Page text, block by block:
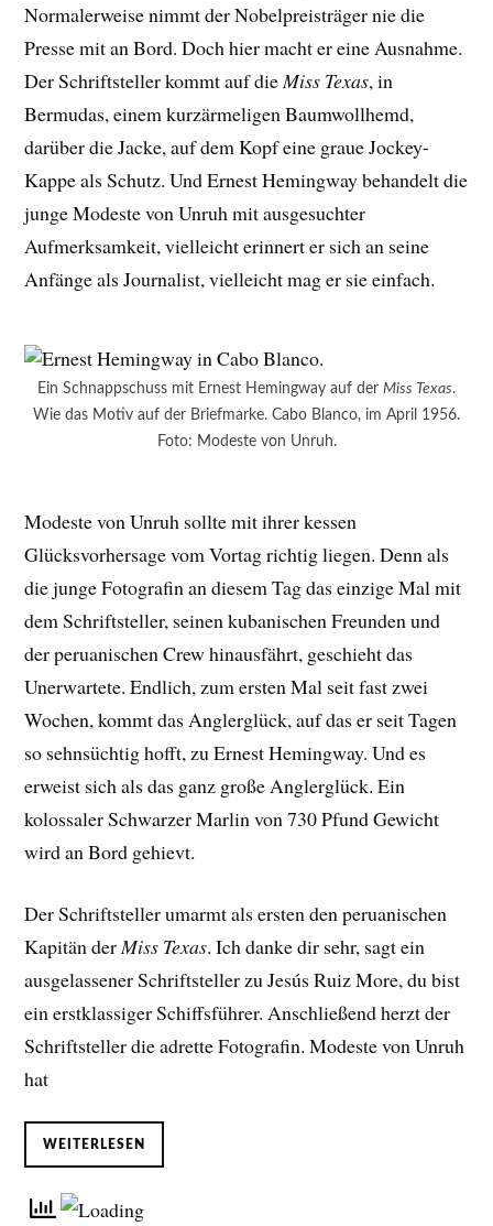
Normalerweise nimmt der Nobelpreisträger nie die
Presse mit an Bord. Doch hier macht er eine Ausnahme.
Der Schriftsteller kommt auf dieMiss Texas, in
Bermudas, einem kurzärmeligen Baumwollhemd,
darüber die Jacke, auf dem Kopf eine graue Jockey-
Kappe als Schutz. Und Ernest Hemingway behandelt die
junge Modeste von Unruh mit ausgesuchter
Aufmerksamkeit, vielleicht erinnert er sich an seine
Anfänge als Journalist, vielleicht mag er sie einfach.
Ein Schnappschuss mit Ernest Hemingway auf der Miss Texas.
Wie das Motiv auf der Briefmarke. Cabo Blanco, im April 1956.
Foto: Modeste von Unruh.
Modeste von Unruh sollte mit ihrer kessen
Glücksvorhersage vom Vortag richtig liegen. Denn als
die junge Fotografin an diesem Tag das einzige Mal mit
dem Schriftsteller, seinen kubanischen Freunden und
der peruanischen Crew hinausfährt, geschieht das
Unerwartete. Endlich, zum ersten Mal seit fast zwei
Wochen, kommt das Anglerglück, auf das er seit Tagen
so sehnsüchtig hofft, zu Ernest Hemingway. Und es
erweist sich als das ganz große Anglerglück. Ein
kolossaler Schwarzer Marlin von 730 Pfund Gewicht
wird an Bord gehievt.
Der Schriftsteller umarmt als ersten den peruanischen
Kapitän derMiss Texas. Ich danke dir sehr, sagt ein
ausgelassener Schriftsteller zu Jesús Ruiz More, du bist
ein erstklassiger Schiffsführer. Anschließend herzt der
Schriftsteller die adrette Fotografin. Modeste von Unruh
hat
WEITERLESEN